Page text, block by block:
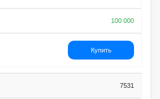
100 000
Купить
7531